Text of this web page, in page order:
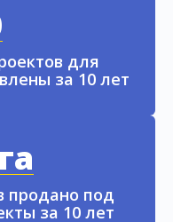
для
за 10 лет
продано под
за 10 лет